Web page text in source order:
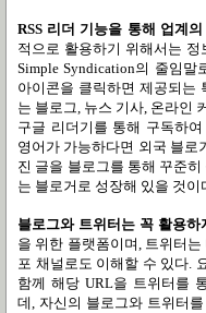
RSS 리더 기능을 통해 업계
적으로 활용하기 위해서는
Simple Syndication의 줄임말
아이콘을 클릭하면 제공되는
는 블로그, 뉴스 기사, 온라인
구글 리더기를 통해 구독하
영어가 가능하다면 외국 블로
진 글을 블로그를 통해 꾸준히
는 블로거로 성장해 있을 것이
블로그와 트위터는 꼭 활용하
을 위한 플랫폼이며, 트위터는
포 채널로도 이해할 수 있다.
함께 해당URL을 트위터를
데, 자신의 블로그와 트위터